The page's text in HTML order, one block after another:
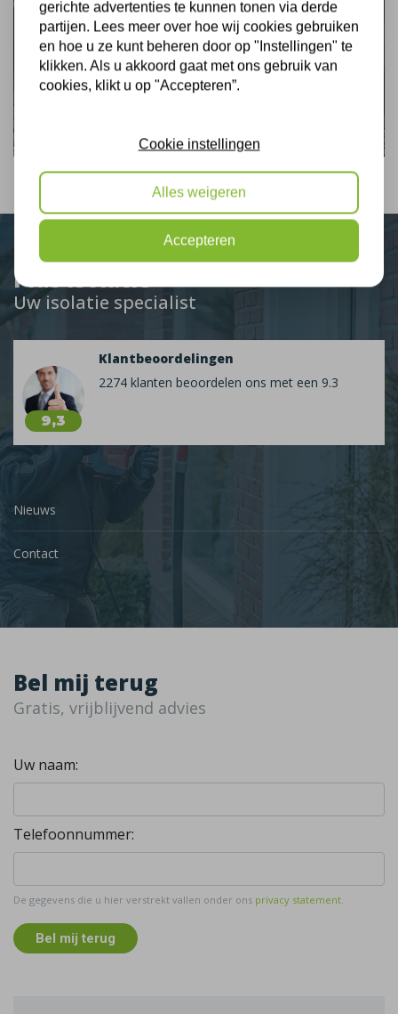
Plus Isolatie
Uw isolatie specialist
9,3
Klantbeoordelingen
2274 klanten beoordelen ons met een 9.3
Nieuws
Contact
Bel mij terug
Gratis, vrijblijvend advies
Uw naam:
Telefoonnummer:
De gegevens die u hier verstrekt vallen onder ons privacy statement
Bel mij terug
gerichte advertenties te kunnen tonen via derde
partijen. Lees meer over hoe wij cookies gebruiken
en hoe u ze kunt beheren door op "Instellingen" te
klikken. Als u akkoord gaat met ons gebruik van
cookies, klikt u op "Accepteren”.
Cookie instellingen
Alles weigeren
Accepteren